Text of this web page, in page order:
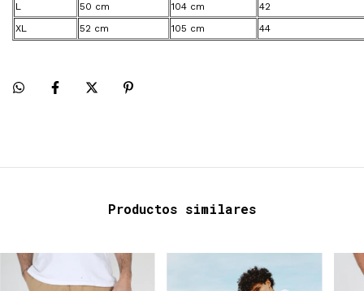
L
50 cm 104 cm
42
XL
52 cm 105 cm 44
Productos similares